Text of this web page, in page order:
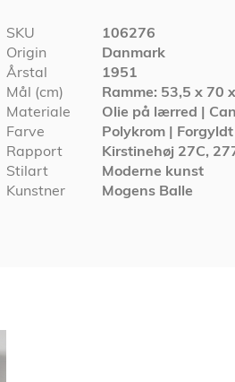
Specifikationer
SKU
106276
Origin
Danmark
Årstal
1951
Mål (cm)
Ramme: 53,5 x 70
Materiale
Olie på lærred |
Farve
Polykrom | Forgyldt
Rapport
Kirstinehøj 27C,
Stilart
Moderne kunst
Kunstner
Mogens Balle